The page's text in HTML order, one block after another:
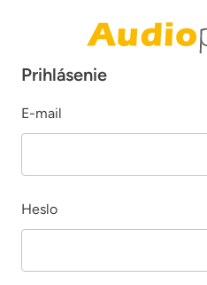
Prihlásenie
E-mail
Heslo